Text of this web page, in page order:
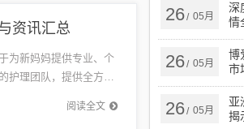
资讯汇总
为新妈妈提供专业、个
护理团队，提供全方位
。该中心注重个性化
阅读全文
26/ 05月
深
情
26/ 05月
博
市
26/ 05月
亚
揭